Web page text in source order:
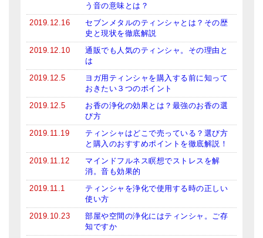
う音の意味とは？
2019.12.16
セブンメタルのティンシャとは？その歴
史と現状を徹底解説
2019.12.10
通販でも人気のティンシャ。その理由と
は
2019.12.5
ヨガ用ティンシャを購入する前に知って
おきたい３つのポイント
2019.12.5
お香の浄化の効果とは？最強のお香の選
び方
2019.11.19
ティンシャはどこで売っている？選び方
と購入のおすすめポイントを徹底解説！
2019.11.12
マインドフルネス瞑想でストレスを解
消。音も効果的
2019.11.1
ティンシャを浄化で使用する時の正しい
使い方
2019.10.23
部屋や空間の浄化にはティンシャ。ご存
知ですか